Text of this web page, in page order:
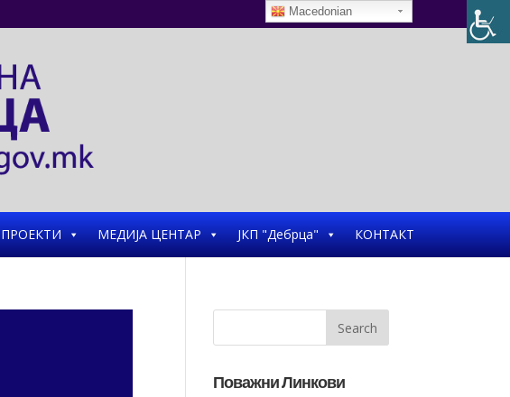
ПРОЕКТИ МЕДИЈА ЦЕНТАР ЈКП "Дебрца" КОНТАКТ
Поважни Линкови
Macedonian